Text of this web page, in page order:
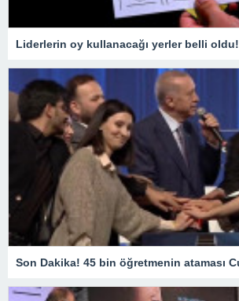
Liderlerin oy kullanacağı yerler belli oldu!